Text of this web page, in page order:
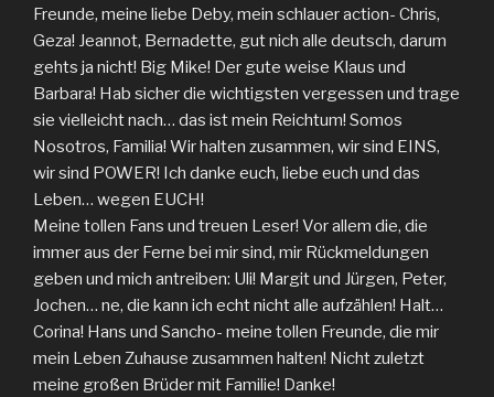
Freunde, meine liebe Deby, mein schlauer action- Chris,
Geza! Jeannot, Bernadette, gut nich alle deutsch, darum
gehts ja nicht! Big Mike! Der gute weise Klaus und
Barbara! Hab sicher die wichtigsten vergessen und trage
sie vielleicht nach… das ist mein Reichtum! Somos
Nosotros, Familia! Wir halten zusammen, wir sind EINS,
wir sind POWER! Ich danke euch, liebe euch und das
Leben… wegen EUCH!
Meine tollen Fans und treuen Leser! Vor allem die, die
immer aus der Ferne bei mir sind, mir Rückmeldungen
geben und mich antreiben: Uli! Margit und Jürgen, Peter,
Jochen… ne, die kann ich echt nicht alle aufzählen! Halt…
Corina! Hans und Sancho- meine tollen Freunde, die mir
mein Leben Zuhause zusammen halten! Nicht zuletzt
meine großen Brüder mit Familie! Danke!